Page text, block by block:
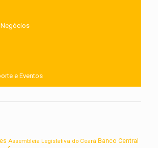
e Eventos
Assembleia Legislativa do Ceará Banco Central